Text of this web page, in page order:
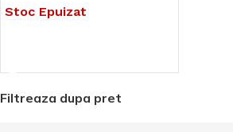
Filtreaza dupa pret
Stoc Epuizat